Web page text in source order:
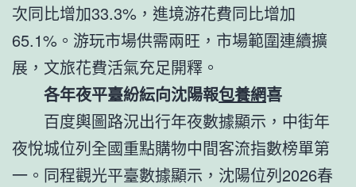
次同比增加33.3%，進境游花費同比增加
65.1%。游玩市場供需兩旺，市場範圍連續擴
展，文旅花費活氣充足開釋。
各年夜平臺紛紜向沈陽報包養網喜
百度輿圖路況出行年夜數據顯示，中街年
夜悅城位列全國重點購物中間客流指數榜單第
一。同程觀光平臺數據顯示，沈陽位列2026春